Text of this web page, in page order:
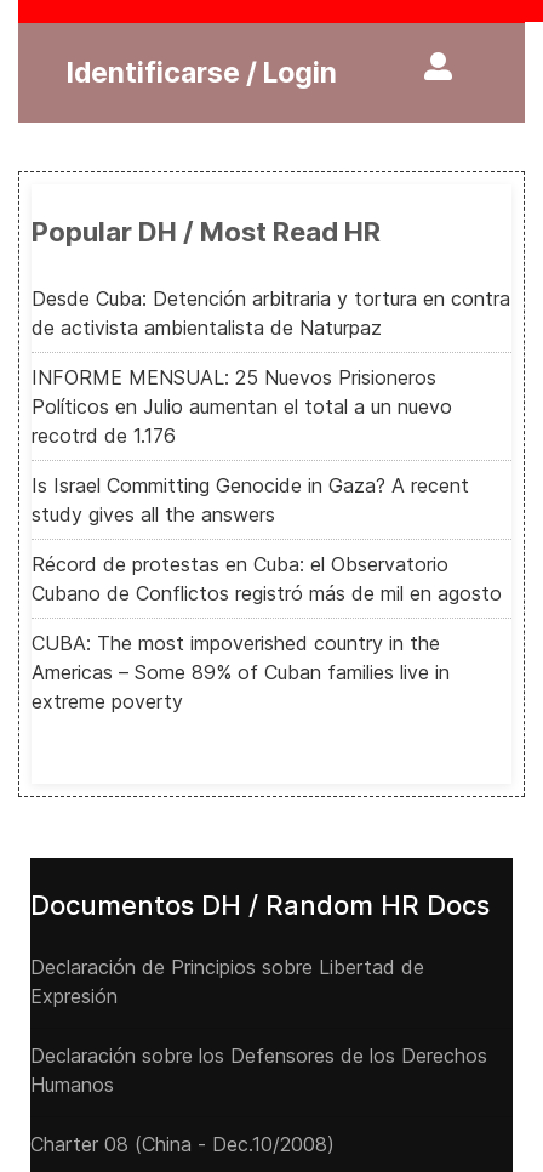
Identificarse / Login
Popular DH / Most Read HR
Desde Cuba: Detención arbitraria y tortura en contra
de activista ambientalista de Naturpaz
INFORME MENSUAL: 25 Nuevos Prisioneros
Políticos en Julio aumentan el total a un nuevo
recotrd de 1.176
Is Israel Committing Genocide in Gaza? A recent
study gives all the answers
Récord de protestas en Cuba: el Observatorio
Cubano de Conflictos registró más de mil en agosto
CUBA: The most impoverished country in the
Americas – Some 89% of Cuban families live in
extreme poverty
Documentos DH / Random HR Docs
Declaración de Principios sobre Libertad de
Expresión
Declaración sobre los Defensores de los Derechos
Humanos
Charter 08 (China - Dec.10/2008)